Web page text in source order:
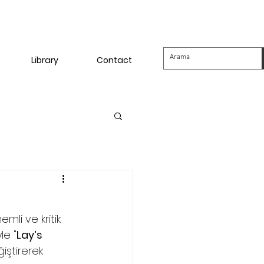
Library Contact
ve kritik
"Lay’s